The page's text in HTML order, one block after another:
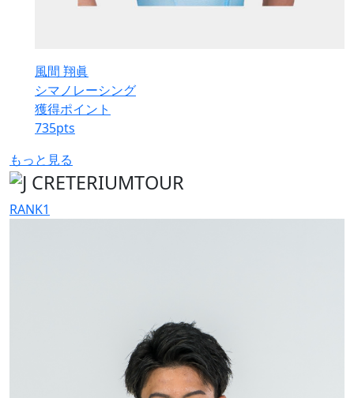
風間 翔眞
シマノレーシング
獲得ポイント
735pts
もっと見る
RANK1